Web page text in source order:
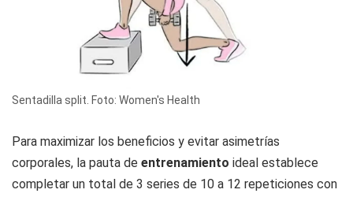
Sentadilla split. Foto: Women's Health
Para maximizar los beneficios y evitar asimetrías
corporales, la pauta de entrenamiento ideal establece
completar un total de 3 series de 10 a 12 repeticiones con